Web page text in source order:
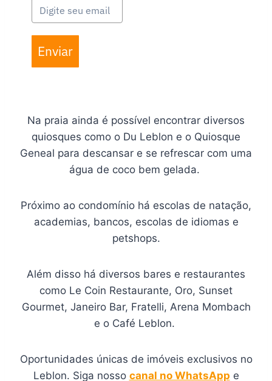
Enviar
Na praia ainda é possível encontrar diversos
quiosques como o Du Leblon e o Quiosque
Geneal para descansar e se refrescar com uma
água de coco bem gelada.
Próximo ao condomínio há escolas de natação,
academias, bancos, escolas de idiomas e
petshops.
Além disso há diversos bares e restaurantes
como Le Coin Restaurante, Oro, Sunset
Gourmet, Janeiro Bar, Fratelli, Arena Mombach
e o Café Leblon.
Oportunidades únicas de imóveis exclusivos no
Leblon. Siga nosso canal no WhatsApp e